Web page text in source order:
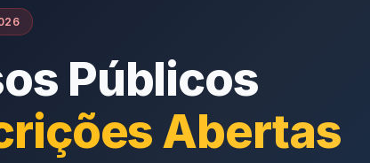
Públicos
Abertas